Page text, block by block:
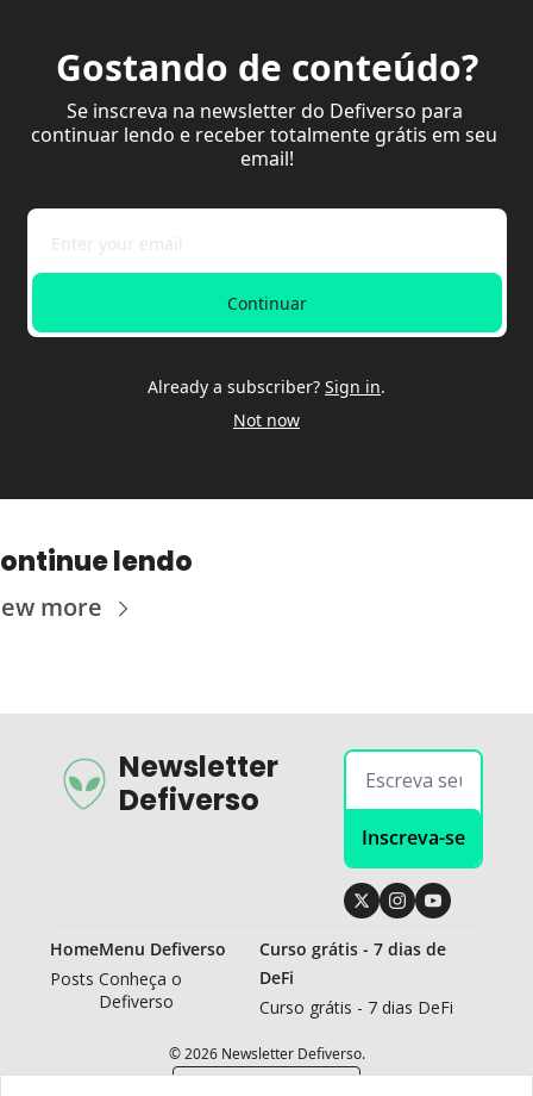
Gostando de conteúdo?
Se inscreva na newsletter do Defiverso para
continuar lendo e receber totalmente grátis em seu
email!
Continuar
Already a subscriber? Sign in.
Not now
lendo
more
Newsletter
Defiverso
Inscreva-se
Home
Posts
Menu Defiverso
Conheça o
Defiverso
Curso grátis - 7 dias de
DeFi
Curso grátis - 7 dias DeFi
© 2026 Newsletter Defiverso.